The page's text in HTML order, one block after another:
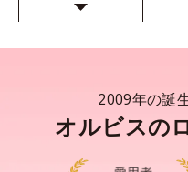
2009年の誕
オルビスの